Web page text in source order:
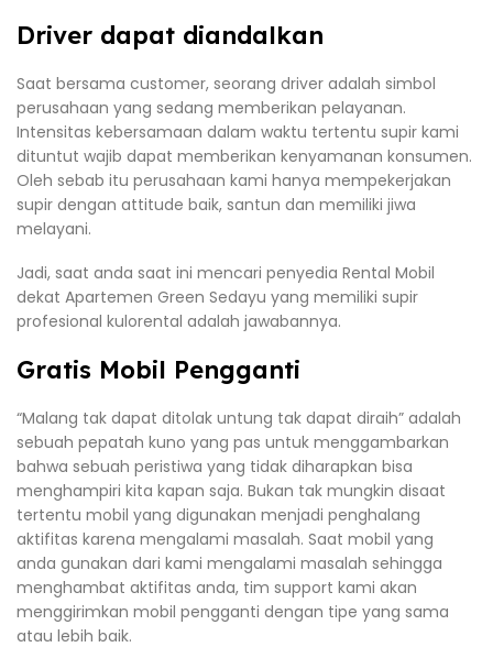
Driver dapat diandalkan
Saat bersama customer, seorang driver adalah simbol
perusahaan yang sedang memberikan pelayanan.
Intensitas kebersamaan dalam waktu tertentu supir kami
dituntut wajib dapat memberikan kenyamanan konsumen.
Oleh sebab itu perusahaan kami hanya mempekerjakan
supir dengan attitude baik, santun dan memiliki jiwa
melayani.
Jadi, saat anda saat ini mencari penyedia Rental Mobil
dekat Apartemen Green Sedayu yang memiliki supir
profesional kulorental adalah jawabannya.
Gratis Mobil Pengganti
“Malang tak dapat ditolak untung tak dapat diraih” adalah
sebuah pepatah kuno yang pas untuk menggambarkan
bahwa sebuah peristiwa yang tidak diharapkan bisa
menghampiri kita kapan saja. Bukan tak mungkin disaat
tertentu mobil yang digunakan menjadi penghalang
aktifitas karena mengalami masalah. Saat mobil yang
anda gunakan dari kami mengalami masalah sehingga
menghambat aktifitas anda, tim support kami akan
menggirimkan mobil pengganti dengan tipe yang sama
atau lebih baik.